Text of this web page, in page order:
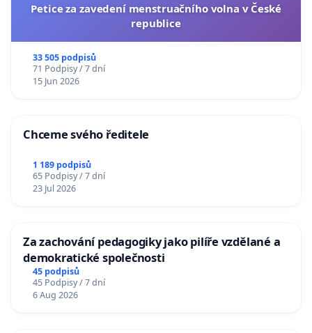
Petice za zavedení menstruačního volna v České
republice
33 505 podpisů
71 Podpisy / 7 dní
15 Jun 2026
Chceme svého ředitele
1 189 podpisů
65 Podpisy / 7 dní
23 Jul 2026
Za zachování pedagogiky jako pilíře vzdělané a
demokratické společnosti
45 podpisů
45 Podpisy / 7 dní
6 Aug 2026